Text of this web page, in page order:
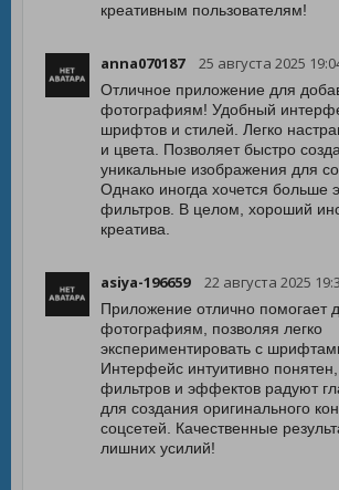
креативным пользователям!
anna070187 25 августа 2025
Отличное приложение для
фотографиям! Удобный
шрифтов и стилей. Легко
и цвета. Позволяет быстро
уникальные изображения для
Однако иногда хочется больше
фильтров. В целом, хороший
креатива.
asiya-196659 22 августа 2025
Приложение отлично помогает
фотографиям, позволяя легко
экспериментировать с
Интерфейс интуитивно
фильтров и эффектов радуют
для создания оригинального
соцсетей. Качественные
лишних усилий!